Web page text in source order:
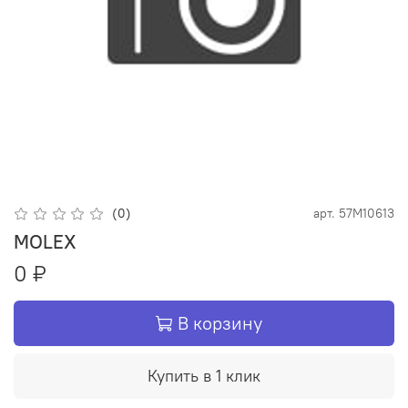
(0) арт. 57M10613
MOLEX
0 ₽
В корзину
Купить в 1 клик